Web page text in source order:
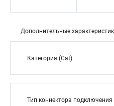
Дополнительные
Категория (Cat)
Тип коннектора подключения